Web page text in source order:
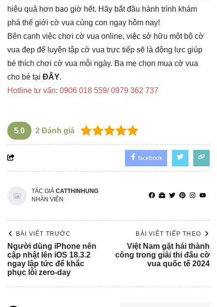
hiệu quả hơn bao giờ hết. Hãy bắt đầu hành trình khám
phá thế giới cờ vua cùng con ngay hôm nay!
Bên cạnh việc chơi cờ vua online, việc sở hữu một bộ cờ
vua đẹp để luyện tập cờ vua trực tiếp sẽ là động lực giúp
bé thích chơi cờ vua mỗi ngày. Ba mẹ chọn mua cờ vua
cho bé tại ĐÂY.
Hotline tư vấn: 0906 018 559/ 0979 362 737
5.0 2 Đánh giá
facebook
TÁC GIẢ CATTHINHUNG
NHÂN VIÊN
BÀI VIẾT TRƯỚC
Người dùng iPhone nên
cập nhật lên iOS 18.3.2
ngay lập tức để khắc
phục lỗi zero-day
BÀI VIẾT TIẾP THEO
Việt Nam gặt hái thành
công trong giải thi đấu cờ
vua quốc tế 2024